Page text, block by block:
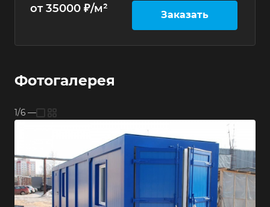
от 35000 ₽/м² Заказать
Фотогалерея
1/6 —